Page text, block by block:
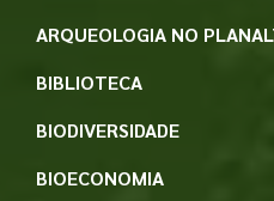
ARQUEOLOGIA NO
BIBLIOTECA
BIODIVERSIDADE
BIOECONOMIA